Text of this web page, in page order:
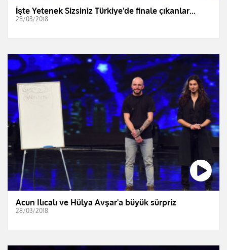
İşte Yetenek Sizsiniz Türkiye'de finale çıkanlar...
28/03/2018
Acun Ilıcalı ve Hülya Avşar'a büyük sürpriz
28/03/2018